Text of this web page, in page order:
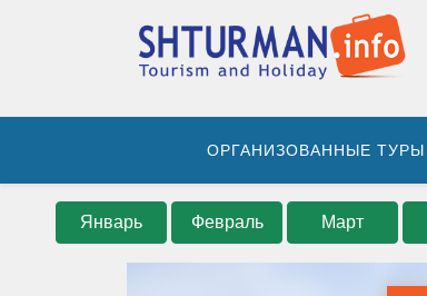
ОРГАНИЗОВАННЫЕ ТУРЫ
Январь Февраль Март